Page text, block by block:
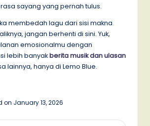
sayang yang pernah tulus.
membedah lagu dari sisi makna
jangan berhenti di sini. Yuk,
emosionalmu dengan
lebih banyakberita musik dan ulasan
lainnya, hanya di Lemo Blue.
on January 13, 2026